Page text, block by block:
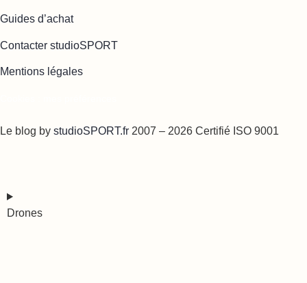
Guides d’achat
Contacter studioSPORT
Mentions légales
Le blog by studioSPORT.fr 2007 – 2026 Certifié ISO 9001
Drones